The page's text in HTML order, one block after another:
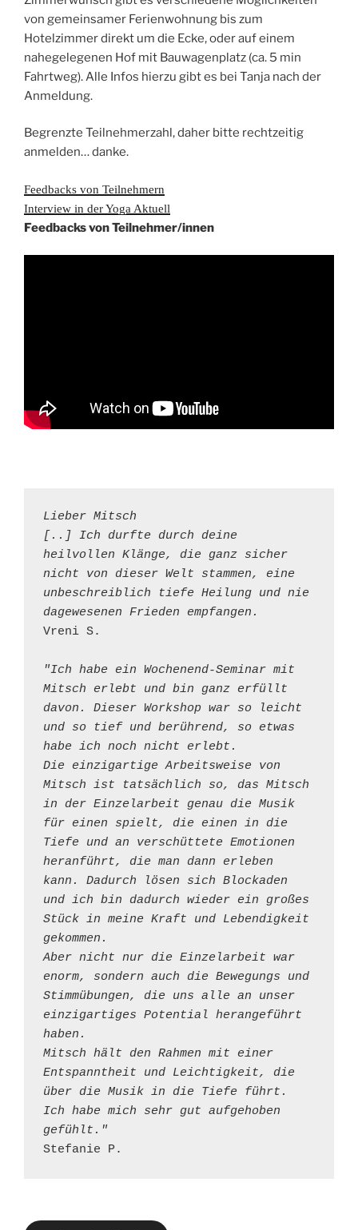
von gemeinsamer Ferienwohnung bis zum
Hotelzimmer direkt um die Ecke, oder auf einem
nahegelegenen Hof mit Bauwagenplatz (ca. 5 min
Fahrtweg). Alle Infos hierzu gibt es bei Tanja nach der
Anmeldung.
Begrenzte Teilnehmerzahl, daher bitte rechtzeitig
anmelden… danke.
Feedbacks von Teilnehmern
Interview in der Yoga Aktuell
Feedbacks von Teilnehmer/innen
Lieber Mitsch
[..] Ich durfte durch deine
heilvollen Klänge, die ganz sicher
nicht von dieser Welt stammen, eine
unbeschreiblich tiefe Heilung und nie
dagewesenen Frieden empfangen.
Vreni S.
"Ich habe ein Wochenend-Seminar mit
Mitsch erlebt und bin ganz erfüllt
davon. Dieser Workshop war so leicht
und so tief und berührend, so etwas
habe ich noch nicht erlebt.
Die einzigartige Arbeitsweise von
Mitsch ist tatsächlich so, das Mitsch
in der Einzelarbeit genau die Musik
für einen spielt, die einen in die
Tiefe und an verschüttete Emotionen
heranführt, die man dann erleben
kann. Dadurch lösen sich Blockaden
und ich bin dadurch wieder ein großes
Stück in meine Kraft und Lebendigkeit
gekommen.
Aber nicht nur die Einzelarbeit war
enorm, sondern auch die Bewegungs und
Stimmübungen, die uns alle an unser
einzigartiges Potential herangeführt
haben.
Mitsch hält den Rahmen mit einer
Entspanntheit und Leichtigkeit, die
über die Musik in die Tiefe führt.
Ich habe mich sehr gut aufgehoben
gefühlt."
Stefanie P.